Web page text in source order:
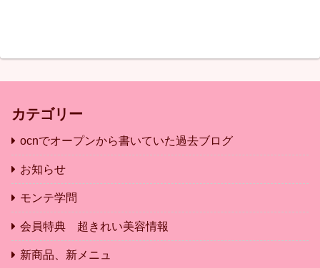
カテゴリー
ocnでオープンから書いていた過去ブログ
お知らせ
モンテ学問
会員特典 超きれい美容情報
新商品、新メニュ